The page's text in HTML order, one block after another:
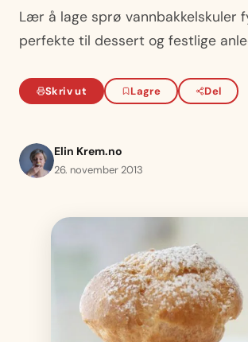
Lær å lage sprø vannbakkelskuler
perfekte til dessert og festlige
Skriv ut Lagre Del
Elin Krem.no
26. november 2013